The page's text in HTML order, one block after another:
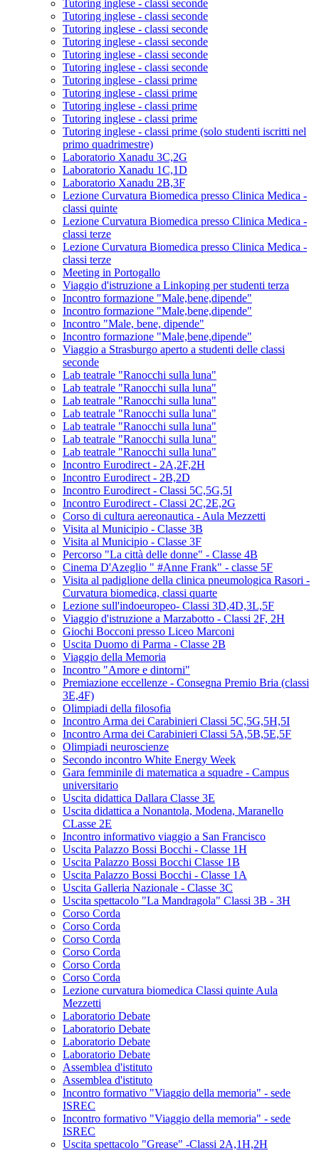
Tutoring inglese - classi seconde
Tutoring inglese - classi seconde
Tutoring inglese - classi seconde
Tutoring inglese - classi seconde
Tutoring inglese - classi seconde
Tutoring inglese - classi seconde
Tutoring inglese - classi prime
Tutoring inglese - classi prime
Tutoring inglese - classi prime
Tutoring inglese - classi prime
Tutoring inglese - classi prime (solo studenti iscritti nel
primo quadrimestre)
Laboratorio Xanadu 3C,2G
Laboratorio Xanadu 1C,1D
Laboratorio Xanadu 2B,3F
Lezione Curvatura Biomedica presso Clinica Medica -
classi quinte
Lezione Curvatura Biomedica presso Clinica Medica -
classi terze
Lezione Curvatura Biomedica presso Clinica Medica -
classi terze
Meeting in Portogallo
Viaggio d'istruzione a Linkoping per studenti terza
Incontro formazione "Male,bene,dipende"
Incontro formazione "Male,bene,dipende"
Incontro "Male, bene, dipende"
Incontro formazione "Male,bene,dipende"
Viaggio a Strasburgo aperto a studenti delle classi
seconde
Lab teatrale "Ranocchi sulla luna"
Lab teatrale "Ranocchi sulla luna"
Lab teatrale "Ranocchi sulla luna"
Lab teatrale "Ranocchi sulla luna"
Lab teatrale "Ranocchi sulla luna"
Lab teatrale "Ranocchi sulla luna"
Lab teatrale "Ranocchi sulla luna"
Incontro Eurodirect - 2A,2F,2H
Incontro Eurodirect - 2B,2D
Incontro Eurodirect - Classi 5C,5G,5I
Incontro Eurodirect - Classi 2C,2E,2G
Corso di cultura aereonautica - Aula Mezzetti
Visita al Municipio - Classe 3B
Visita al Municipio - Classe 3F
Percorso "La città delle donne" - Classe 4B
Cinema D'Azeglio " #Anne Frank" - classe 5F
Visita al padiglione della clinica pneumologica Rasori -
Curvatura biomedica, classi quarte
Lezione sull'indoeuropeo- Classi 3D,4D,3L,5F
Viaggio d'istruzione a Marzabotto - Classi 2F, 2H
Giochi Bocconi presso Liceo Marconi
Uscita Duomo di Parma - Classe 2B
Viaggio della Memoria
Incontro "Amore e dintorni"
Premiazione eccellenze - Consegna Premio Bria (classi
3E,4F)
Olimpiadi della filosofia
Incontro Arma dei Carabinieri Classi 5C,5G,5H,5I
Incontro Arma dei Carabinieri Classi 5A,5B,5E,5F
Olimpiadi neuroscienze
Secondo incontro White Energy Week
Gara femminile di matematica a squadre - Campus
universitario
Uscita didattica Dallara Classe 3E
Uscita didattica a Nonantola, Modena, Maranello
CLasse 2E
Incontro informativo viaggio a San Francisco
Uscita Palazzo Bossi Bocchi - Classe 1H
Uscita Palazzo Bossi Bocchi Classe 1B
Uscita Palazzo Bossi Bocchi - Classe 1A
Uscita Galleria Nazionale - Classe 3C
Uscita spettacolo "La Mandragola" Classi 3B - 3H
Corso Corda
Corso Corda
Corso Corda
Corso Corda
Corso Corda
Corso Corda
Lezione curvatura biomedica Classi quinte Aula
Mezzetti
Laboratorio Debate
Laboratorio Debate
Laboratorio Debate
Laboratorio Debate
Assemblea d'istituto
Assemblea d'istituto
Incontro formativo "Viaggio della memoria" - sede
ISREC
Incontro formativo "Viaggio della memoria" - sede
ISREC
Uscita spettacolo "Grease" -Classi 2A,1H,2H